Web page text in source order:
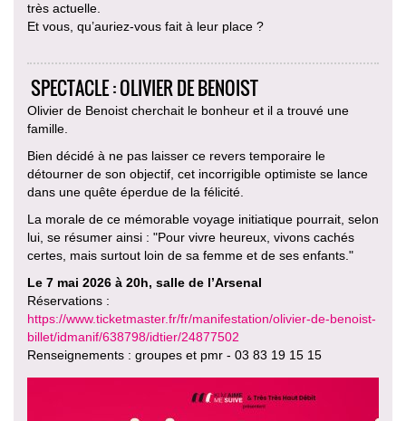
très actuelle.
Et vous, qu’auriez-vous fait à leur place ?
SPECTACLE : OLIVIER DE BENOIST
Olivier de Benoist cherchait le bonheur et il a trouvé une
famille.
Bien décidé à ne pas laisser ce revers temporaire le
détourner de son objectif, cet incorrigible optimiste se lance
dans une quête éperdue de la félicité.
La morale de ce mémorable voyage initiatique pourrait, selon
lui, se résumer ainsi : "Pour vivre heureux, vivons cachés
certes, mais surtout loin de sa femme et de ses enfants."
Le 7 mai 2026 à 20h, salle de l’Arsenal
Réservations :
https://www.ticketmaster.fr/fr/manifestation/olivier-de-benoist-
billet/idmanif/638798/idtier/24877502
Renseignements : groupes et pmr - 03 83 19 15 15